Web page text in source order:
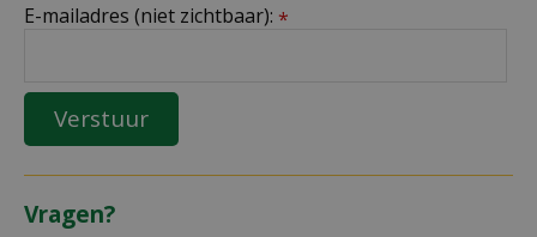
E-mailadres (niet zichtbaar): *
Vragen?